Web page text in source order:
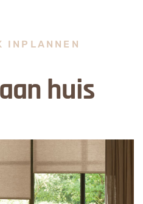
INPLANNEN
huis